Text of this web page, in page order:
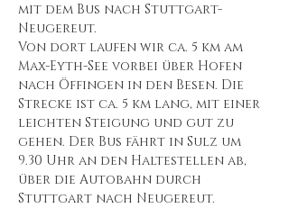
mit dem Bus nach Stuttgart-
Neugereut.
Von dort laufen wir ca. 5 km am
Max-Eyth-See vorbei über Hofen
nach Öffingen in den Besen. Die
Strecke ist ca. 5 km lang, mit einer
leichten Steigung und gut zu
gehen. Der Bus fährt in Sulz um
9.30 Uhr an den Haltestellen ab,
über die Autobahn durch
Stuttgart nach Neugereut.